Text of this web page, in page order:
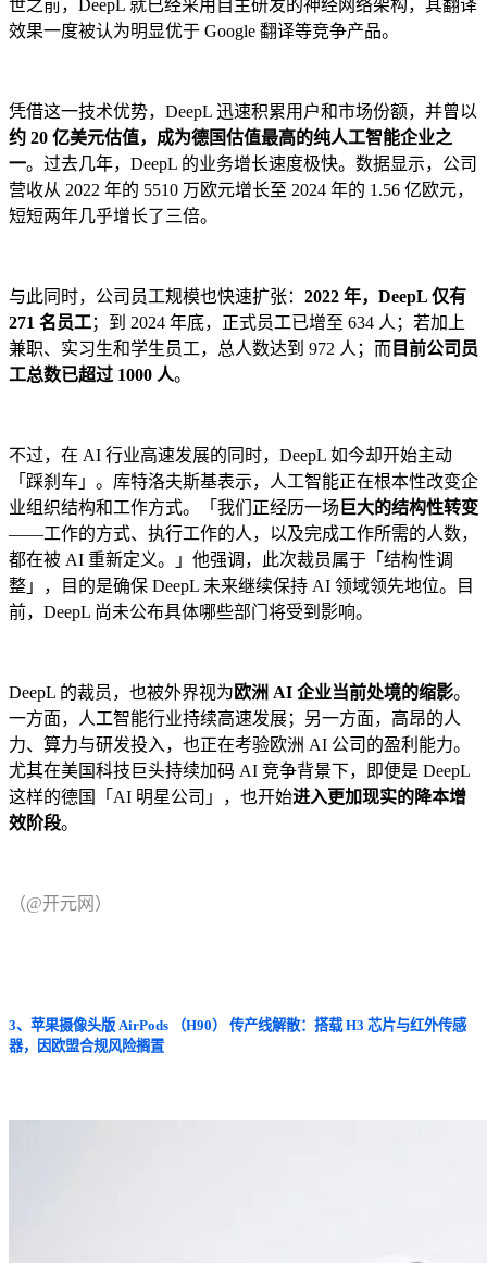
世之前，DeepL 就已经采用自主研发的神经网络架构，其翻译
效果一度被认为明显优于 Google 翻译等竞争产品。
凭借这一技术优势，DeepL 迅速积累用户和市场份额，并曾以
约 20 亿美元估值，成为德国估值最高的纯人工智能企业之
一。过去几年，DeepL 的业务增长速度极快。数据显示，公司
营收从 2022 年的 5510 万欧元增长至 2024 年的 1.56 亿欧元，
短短两年几乎增长了三倍。
与此同时，公司员工规模也快速扩张： 2022 年，DeepL 仅有
271 名员工；到 2024 年底，正式员工已增至 634 人；若加上
兼职、实习生和学生员工，总人数达到 972 人；而 目前公司员
工总数已超过 1000 人。
不过，在 AI 行业高速发展的同时，DeepL 如今却开始主动
「踩刹车」。库特洛夫斯基表示，人工智能正在根本性改变企
业组织结构和工作方式。「我们正经历一场 巨大的结构性转变
——工作的方式、执行工作的人，以及完成工作所需的人数，
都在被 AI 重新定义。」他强调，此次裁员属于「结构性调
整」，目的是确保 DeepL 未来继续保持 AI 领域领先地位。目
前，DeepL 尚未公布具体哪些部门将受到影响。
DeepL 的裁员，也被外界视为 欧洲 AI 企业当前处境的缩影。
一方面，人工智能行业持续高速发展；另一方面，高昂的人
力、算力与研发投入，也正在考验欧洲 AI 公司的盈利能力。
尤其在美国科技巨头持续加码 AI 竞争背景下，即便是 DeepL
这样的德国「AI 明星公司」，也开始进入更加现实的降本增
效阶段。
（@开元网）
3、苹果摄像头版 AirPods （H90） 传产线解散：搭载 H3 芯片与红外传感
器，因欧盟合规风险搁置